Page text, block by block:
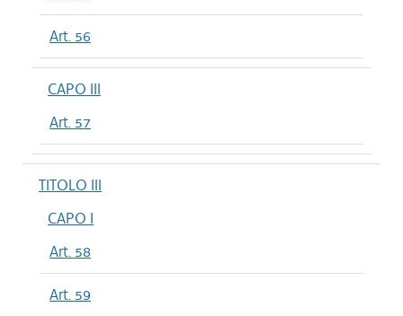
Art. 56
CAPO III
Art. 57
TITOLO III
CAPO I
Art. 58
Art. 59